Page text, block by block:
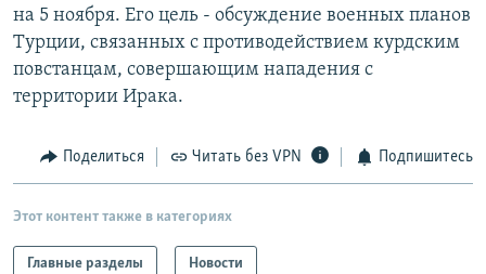
СОЦИАЛЬНЫЕ СЕТИ
Все сайты РСЕ/РС
на 5 ноября. Его цель - обсуждение военных планов
Турции, связанных с противодействием курдским
повстанцам, совершающим нападения с
территории Ирака.
Поделиться Читать без VPN Подпишитесь
Этот контент также в категориях
Главные разделы Новости